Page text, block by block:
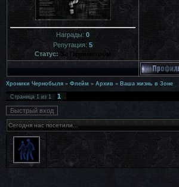
Награды: 0
Репутация: 5
Статус: За Периметром
Хроники Чернобыля » Флейм » Архив » Ваша жизнь в Зоне
Страница1из1 1
Сегодня нас посетили...